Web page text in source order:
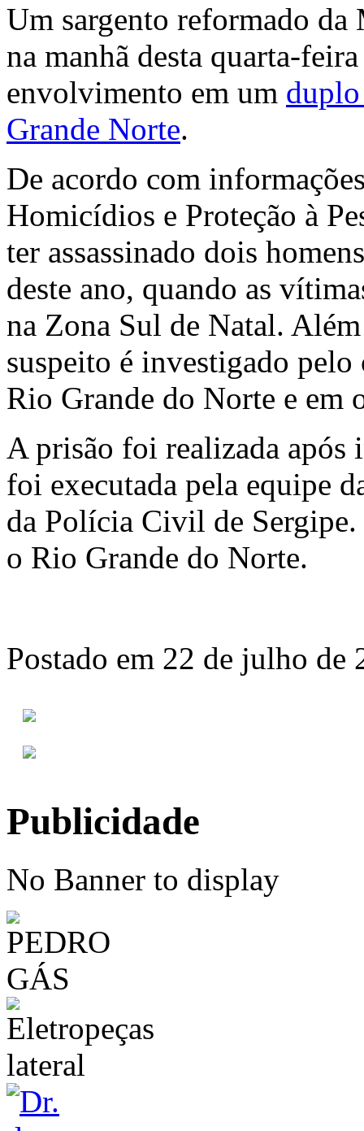
Um sargento reformado
na manhã desta quarta-
envolvimento em um
Grande Norte.
De acordo com
Homicídios e Proteção à
ter assassinado dois
deste ano, quando as
na Zona Sul de Natal.
suspeito é investigado
Rio Grande do Norte e em
A prisão foi realizada após
foi executada pela equipe
da Polícia Civil de Sergipe.
o Rio Grande do Norte.
Postado em 22 de julho de
Publicidade
No Banner to display